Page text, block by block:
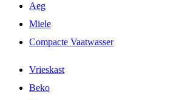
Aeg
Miele
Compacte Vaatwasser
Vrieskast
Beko